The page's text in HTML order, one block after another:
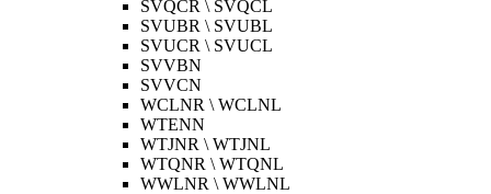
SVQCR \ SVQCL
SVUBR \ SVUBL
SVUCR \ SVUCL
SVVBN
SVVCN
WCLNR \ WCLNL
WTENN
WTJNR \ WTJNL
WTQNR \ WTQNL
WWLNR \ WWLNL